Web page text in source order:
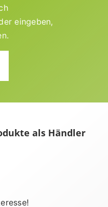
eingeben,
als Händler